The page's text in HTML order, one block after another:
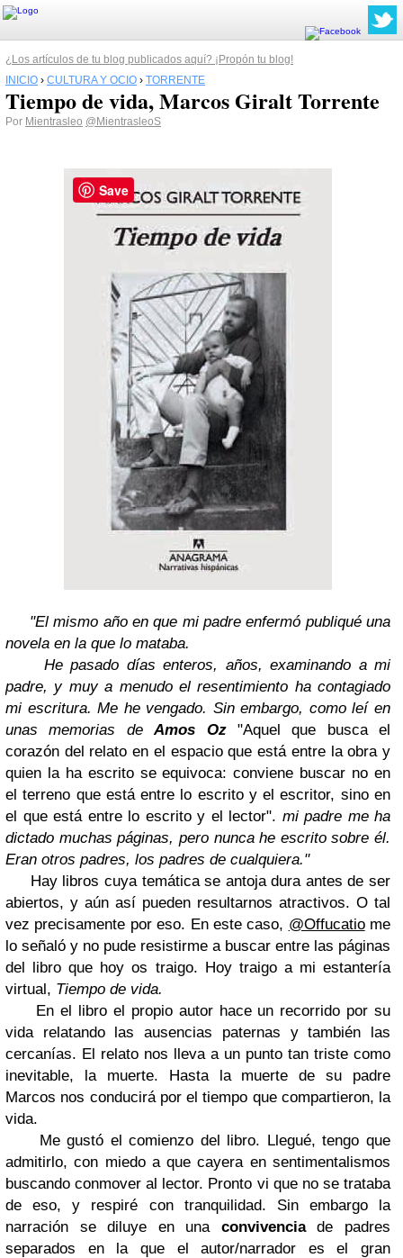
¿Los artículos de tu blog publicados aquí? ¡Propón tu blog!
INICIO › CULTURA Y OCIO › TORRENTE
Tiempo de vida, Marcos Giralt Torrente
Por Mientrasleo @MientrasleoS
"El mismo año en que mi padre enfermó publiqué una
novela en la que lo mataba.
He pasado días enteros, años, examinando a mi
padre, y muy a menudo el resentimiento ha contagiado
mi escritura. Me he vengado. Sin embargo, como leí en
unas memorias deAmos Oz
"Aquel que busca el
corazón del relato en el espacio que está entre la obra y
quien la ha escrito se equivoca: conviene buscar no en
el terreno que está entre lo escrito y el escritor, sino en
el que está entre lo escrito y el lector". mi padre me ha
dictado muchas páginas, pero nunca he escrito sobre él.
Eran otros padres, los padres de cualquiera."
Hay libros cuya temática se antoja dura antes de ser
abiertos, y aún así pueden resultarnos atractivos. O tal
vez precisamente por eso. En este caso, @Offucatiome
lo señaló y no pude resistirme a buscar entre las páginas
del libro que hoy os traigo. Hoy traigo a mi estantería
virtual, Tiempo de vida.
En el libro el propio autor hace un recorrido por su
vida relatando las ausencias paternas y también las
cercanías. El relato nos lleva a un punto tan triste como
inevitable, la muerte. Hasta la muerte de su padre
Marcos nos conducirá por el tiempo que compartieron, la
vida.
Me gustó el comienzo del libro. Llegué, tengo que
admitirlo, con miedo a que cayera en sentimentalismos
buscando conmover al lector. Pronto vi que no se trataba
de eso, y respiré con tranquilidad. Sin embargo la
narración se diluye en una convivenciade padres
separados en la que el autor/narrador es el gran
Save